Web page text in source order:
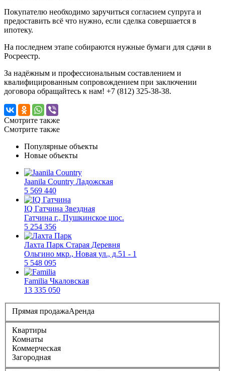
Покупателю необходимо заручиться согласием супруга и
предоставить всё что нужно, если сделка совершается в
ипотеку.
На последнем этапе собираются нужные бумаги для сдачи в
Росреестр.
За надёжным и профессиональным составлением и
квалифицированным сопровождением при заключении
договора обращайтесь к нам! +7 (812) 325-38-38.
Смотрите также
Смотрите также
Популярные объекты
Новые объекты
Jaanila Country Ладожская
5 569 440
IQ Гатчина Звездная
Гатчина г., Пушкинское шос.
5 254 356
Лахта Парк Старая Деревня
Ольгино мкр., Новая ул., д.51 - 1
5 548 095
Familia Чкаловская
13 335 050
Прямая продажаАренда
Квартиры
Комнаты
Коммерческая
Загородная